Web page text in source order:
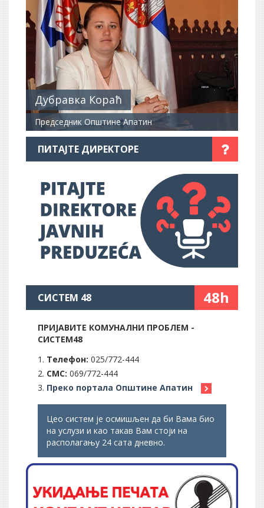
Дубравка Кораћ
Председник Општине Апатин
ПИТАЈТЕ ДИРЕКТОРЕ
СИСТЕМ 48 48h
ПРИЈАВИТЕ КОМУНАЛНИ ПРОБЛЕМ -
СИСТЕМ48
Телефон: 025/772-444
СМС: 069/772-444
Преко портала Општине Апатин
Цео систем је осмишљен да би Вама био
на услузи и као такав Вам стоји на
располагању 24 сата дневно.